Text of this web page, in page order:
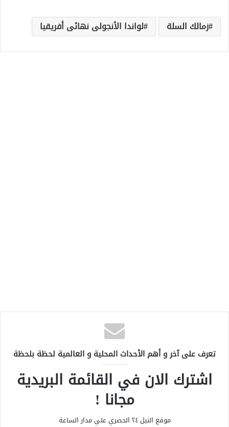
زمالك السلة لواندا الأنجولى نهائى أفريقيا
تعرف على آخر و أهم الأحداث المحلية و العالمية لحظة بلحظة
اشترك الان في القائمة البريدية
مجانا !
موقع النيل ٢٤ الحصري علي مدار الساعة